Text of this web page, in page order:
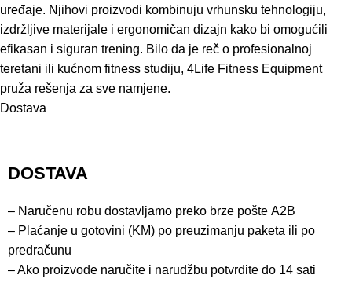
uređaje. Njihovi proizvodi kombinuju vrhunsku tehnologiju,
izdržljive materijale i ergonomičan dizajn kako bi omogućili
efikasan i siguran trening. Bilo da je reč o profesionalnoj
teretani ili kućnom fitness studiju, 4Life Fitness Equipment
pruža rešenja za sve namjene.
Dostava
DOSTAVA
– Naručenu robu dostavljamo preko brze pošte A2B
– Plaćanje u gotovini (KM) po preuzimanju paketa ili po
predračunu
– Ako proizvode naručite i narudžbu potvrdite do 14 sati